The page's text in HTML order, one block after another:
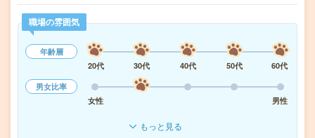
職場の雰囲気
年齢層
20代
30代 40代 50代
60代
男女比率
女性
男性
もっと見る